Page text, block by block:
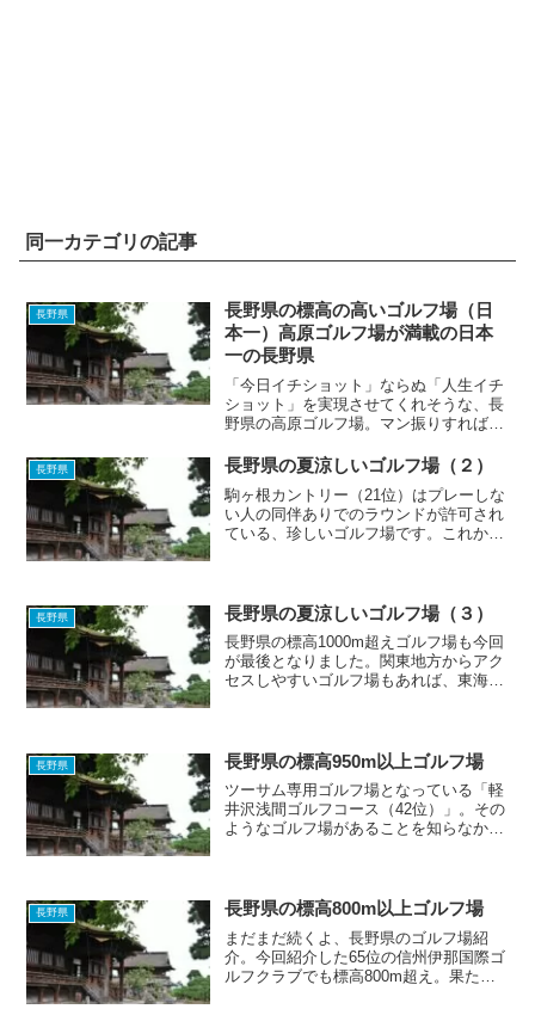
同一カテゴリの記事
長野県
長野県の標高の高いゴルフ場（日
本一）高原ゴルフ場が満載の日本
一の長野県
「今日イチショット」ならぬ「人生イチ
ショット」を実現させてくれそうな、長
野県の高原ゴルフ場。マン振りすれば、
だし酸欠には、くれぐれもご注意
を・・・全国の標高の高いゴルフ場トッ
プ10のほとんどがこの記事に...
長野県 長野県の夏涼しいゴルフ場（２）
駒ヶ根カントリー（21位）はプレーしな
い人の同伴ありでのラウンドが許可され
ている、珍しいゴルフ場です。これから
GDOではアルプスグリー...
長野県 長野県の夏涼しいゴルフ場（３）
長野県の標高1000m超えゴルフ場も今回
が最後となりました。関東地方からアク
セスしやすいゴルフ場もあれば、東海地
長野県 長野県の標高950m以上ゴルフ場
ツーサム専用ゴルフ場となっている「軽
井沢浅間ゴルフコース（42位）」。その
ようなゴルフ場があることを知らなかっ
長野県 長野県の標高800m以上ゴルフ場
まだまだ続くよ、長野県のゴルフ場紹
介。今回紹介した65位の信州伊那国際ゴ
ルフクラブでも標高800m超え。果たし